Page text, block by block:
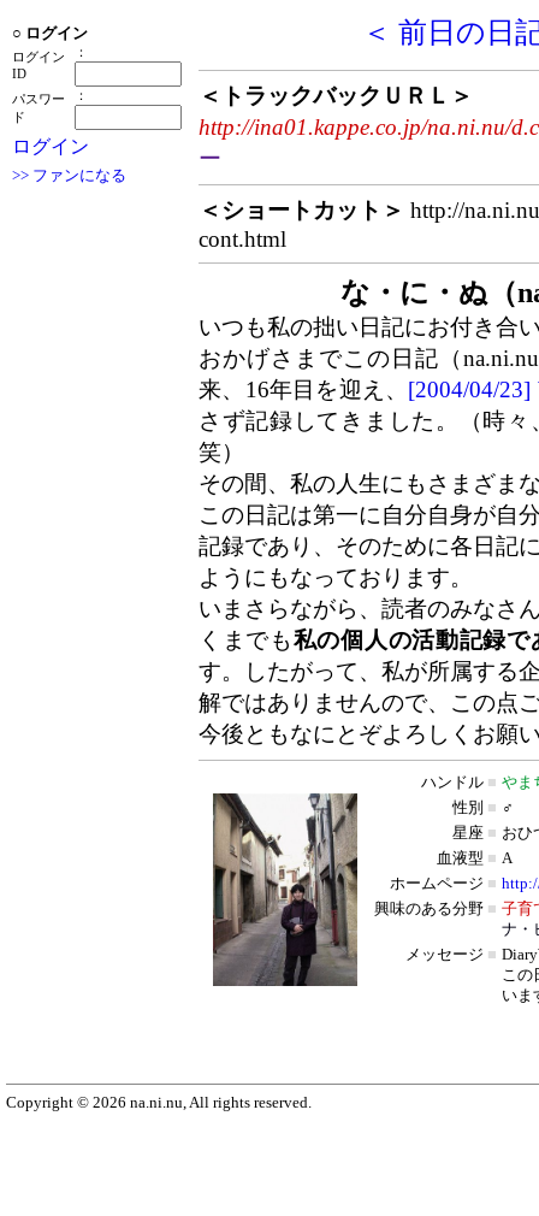
○ ログイン
ログイン
ID
：
パスワー
ド
：
ログイン
>> ファンになる
＜ 前日の日
＜トラックバックＵＲＬ＞
http://ina01.kappe.co.jp/na.ni.nu/
ー
＜ショートカット＞ http://
cont.html
な・に・ぬ（
いつも私の拙い日記にお付き合
おかげさまでこの日記（
来、16年目を迎え、 [2004/04/23]
さず記録してきました。（時
笑）
その間、私の人生にもさまざま
この日記は第一に自分自身が自
記録であり、そのために各日記
ようにもなっております。
いまさらながら、読者のみなさ
くまでも私の個人の活動記録で
す。したがって、私が所属する
解ではありませんので、この点
今後ともなにとぞよろしくお願
ハンドル ■ やま
性別 ■ ♂
星座 ■ おひ
血液型 ■ A
ホームページ ■
興味のある分野 ■ 子育
ナ・
メッセージ ■
この
いま
Copyright © 2026 na.ni.nu, All rights reserved.